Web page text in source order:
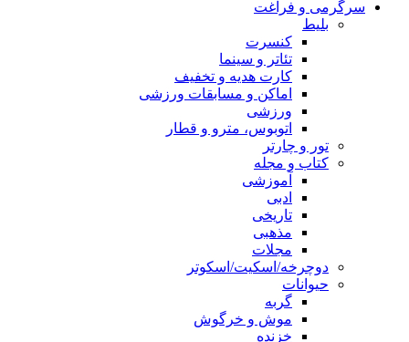
سرگرمی و فراغت
بلیط
کنسرت
تئاتر و سینما
کارت هدیه و تخفیف
اماکن و مسابقات ورزشی
ورزشی
اتوبوس، مترو و قطار
تور و چارتر
کتاب و مجله
آموزشی
ادبی
تاریخی
مذهبی
مجلات
دوچرخه/اسکیت/اسکوتر
حیوانات
گربه
موش و خرگوش
خزنده